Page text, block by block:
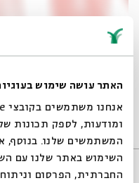
האתר עושה שימוש
ומודעות, לספק תכונות
המשתמשים שלנו. בנוסף,
השימוש באתר שלנו עם
החברתית, הפרסום
מתוך:
ספרות ושירה אירוע
19:30 ה' 28/03/13
סגור